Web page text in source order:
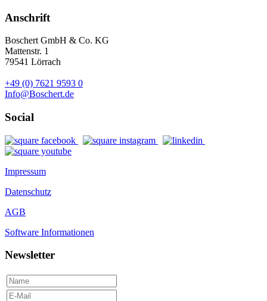
Anschrift
Boschert GmbH & Co. KG
Mattenstr. 1
79541 Lörrach
+49 (0) 7621 9593 0
Info@Boschert.de
Social
Impressum
Datenschutz
AGB
Software Informationen
Newsletter